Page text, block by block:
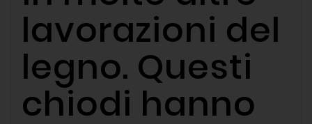
lavorazioni del
legno. Questi
chiodi hanno